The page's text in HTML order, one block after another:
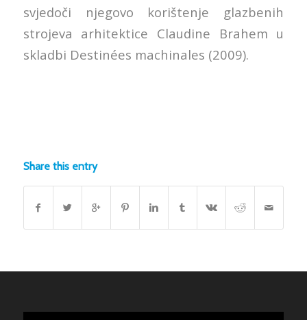
svjedoči njegovo korištenje glazbenih
strojeva arhitektice Claudine Brahem u
skladbi Destinées machinales (2009).
Share this entry